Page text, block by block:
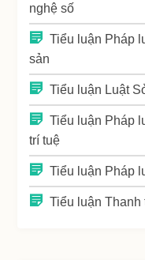
nghệ số
Tiểu luận Pháp
sản
Tiểu luận Luật
Tiểu luận Pháp
trí tuệ
Tiểu luận Pháp
Tiểu luận Thanh